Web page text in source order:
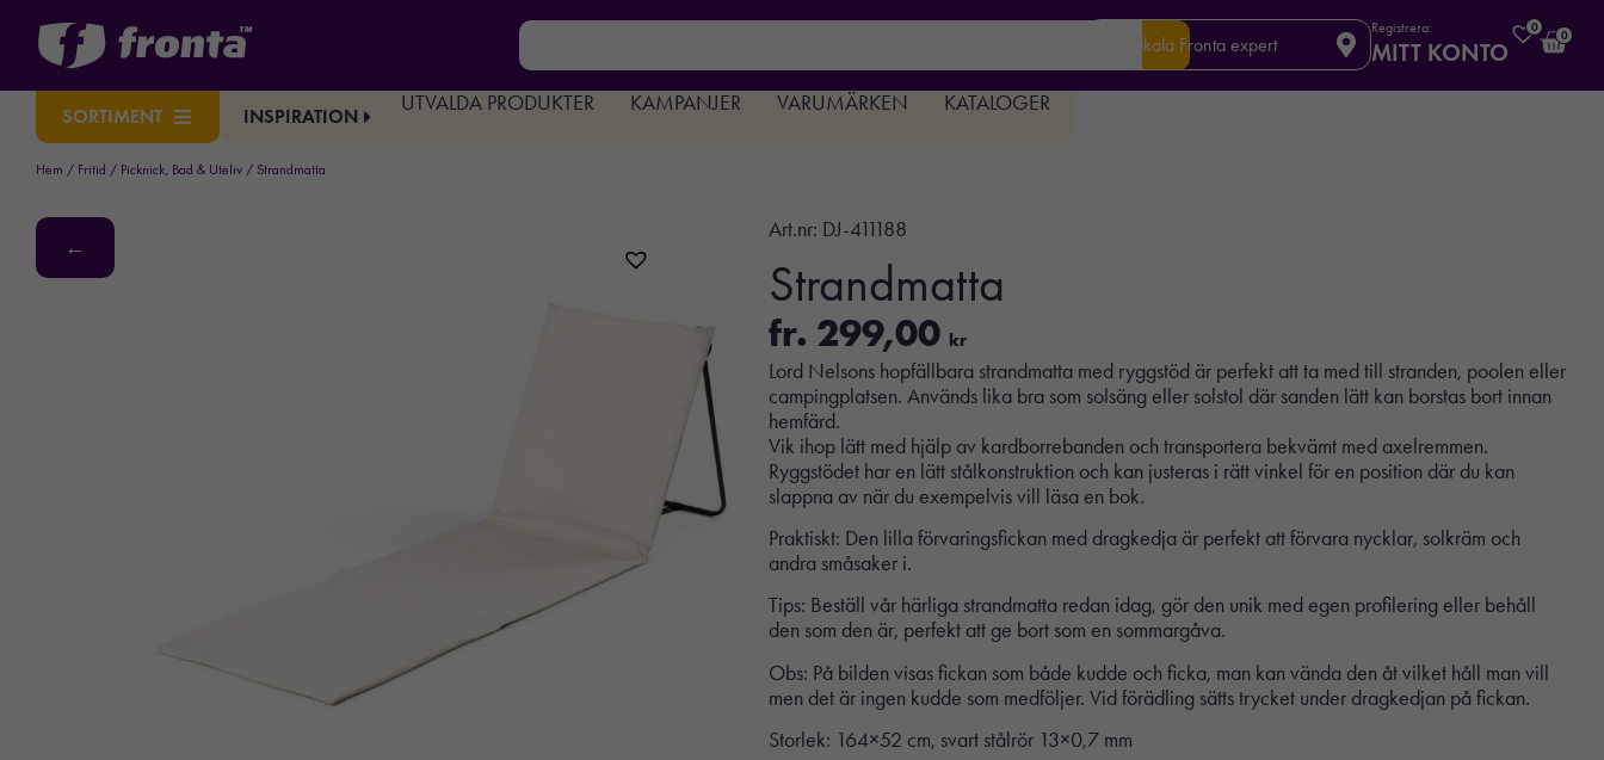
Din lokala Fronta expert
Registrera:
MITT KONTO
0
0
SORTIMENT INSPIRATION
UTVALDA PRODUKTER KAMPANJER VARUMÄRKEN KATALOGER
Hem / Fritid / Picknick, Bad & Uteliv / Strandmatta
←
Art.nr: DJ-411188
Strandmatta
fr. 299,00 kr
Lord Nelsons hopfällbara strandmatta med ryggstöd är perfekt att ta med till stranden, poolen eller
campingplatsen. Används lika bra som solsäng eller solstol där sanden lätt kan borstas bort innan
hemfärd.
Vik ihop lätt med hjälp av kardborrebanden och transportera bekvämt med axelremmen.
Ryggstödet har en lätt stålkonstruktion och kan justeras i rätt vinkel för en position där du kan
slappna av när du exempelvis vill läsa en bok.
Praktiskt: Den lilla förvaringsfickan med dragkedja är perfekt att förvara nycklar, solkräm och
andra småsaker i.
Tips: Beställ vår härliga strandmatta redan idag, gör den unik med egen profilering eller behåll
den som den är, perfekt att ge bort som en sommargåva.
Obs: På bilden visas fickan som både kudde och ficka, man kan vända den åt vilket håll man vill
men det är ingen kudde som medföljer. Vid förädling sätts trycket under dragkedjan på fickan.
Storlek: 164×52 cm, svart stålrör 13×0,7 mm